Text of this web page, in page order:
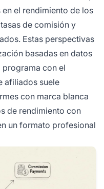
el rendimiento de los
de comisión y
Estas perspectivas
basadas en datos
con el
afiliados suele
con marca blanca
de rendimiento con
un formato profesional